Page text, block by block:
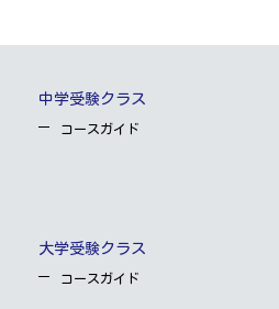
中学受験クラス
コースガイド
大学受験クラス
コースガイド